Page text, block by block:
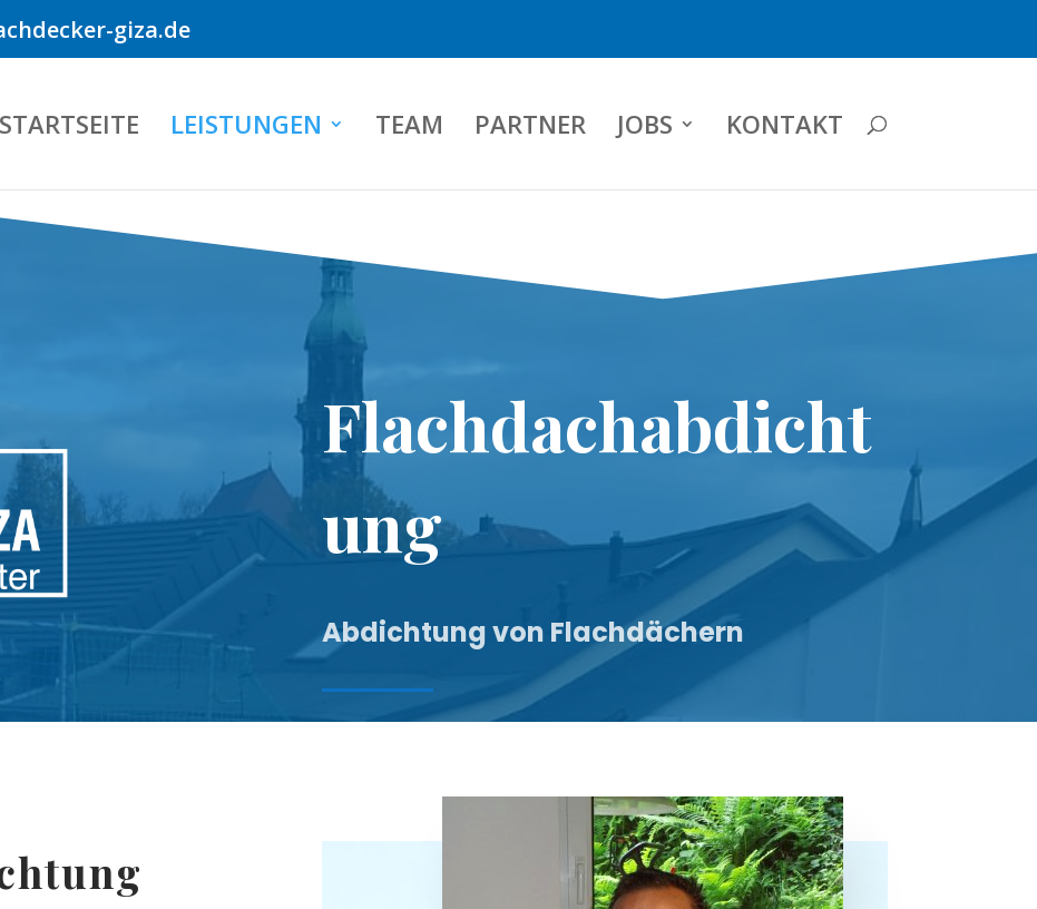
giza.de
STARTSEITE LEISTUNGEN TEAM PARTNER JOBS KONTAKT
Flachdachabdicht
ung
Abdichtung von Flachdächern